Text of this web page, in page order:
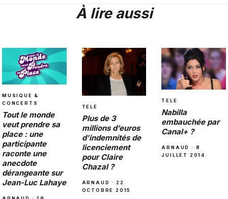
À lire aussi
MUSIQUE &
CONCERTS
Tout le monde
veut prendre sa
place : une
participante
raconte une
anecdote
dérangeante sur
Jean-Luc Lahaye
TELE
Plus de 3
millions d’euros
d’indemnités de
licenciement
pour Claire
Chazal ?
ARNAUD · 22
OCTOBRE 2015
TELE
Nabilla
embauchée par
Canal+ ?
ARNAUD · 8
JUILLET 2014